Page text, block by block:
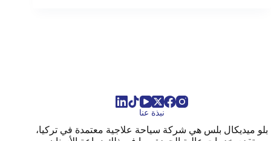
نبذة عنا
بلو ميديكال بلس هي شركة سياحة علاجية معتمدة في تركيا،